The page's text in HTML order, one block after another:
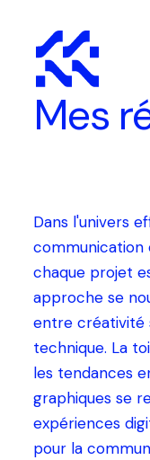
Mes
Dans l'univers
communication
chaque projet
approche se
entre créativité
technique. La
les tendances
graphiques se
expériences
pour la